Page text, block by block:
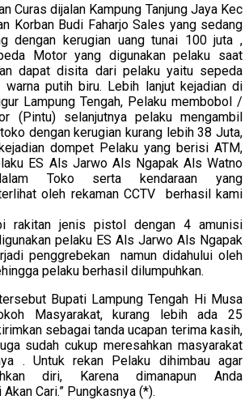
Curas dijalan Kampung Tanjung Jaya Kec
Korban Budi Faharjo Sales yang sedang
dengan kerugian uang tunai 100 juta ,
Motor yang digunakan pelaku saat
dapat disita dari pelaku yaitu sepeda
putih biru. Lebih lanjut kejadian di
Lampung Tengah, Pelaku membobol /
(Pintu) selanjutnya pelaku mengambil
dengan kerugian kurang lebih 38 Juta,
dompet Pelaku yang berisi ATM,
ES Als Jarwo Als Ngapak Als Watno
Toko serta kendaraan yang
oleh rekaman CCTV berhasil kami
rakitan jenis pistol dengan 4 amunisi
pelaku ES Als Jarwo Als Ngapak
penggrebekan namun didahului oleh
pelaku berhasil dilumpuhkan.
Bupati Lampung Tengah Hi Musa
Masyarakat, kurang lebih ada 25
sebagai tanda ucapan terima kasih,
sudah cukup meresahkan masyarakat
. Untuk rekan Pelaku dihimbau agar
diri, Karena dimanapun Anda
Cari.” Pungkasnya (*).